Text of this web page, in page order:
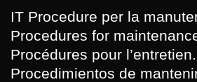
IT Procedure per la
Procedures for
Procédures pour
Procedimientos de